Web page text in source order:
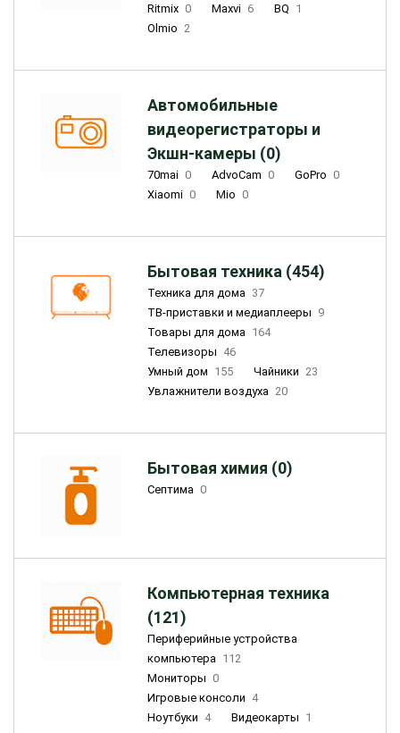
Ritmix 0 Maxvi 6 BQ 1
Olmio 2
Автомобильные
видеорегистраторы и
Экшн-камеры (0)
70mai 0 AdvoCam 0 GoPro 0
Xiaomi 0 Mio 0
Бытовая техника (454)
Техника для дома 37
ТВ-приставки и медиаплееры 9
Товары для дома 164
Телевизоры 46
Умный дом 155 Чайники 23
Увлажнители воздуха 20
Бытовая химия (0)
Септима 0
Компьютерная техника
(121)
Периферийные устройства
компьютера 112
Мониторы 0
Игровые консоли 4
Ноутбуки 4 Видеокарты 1